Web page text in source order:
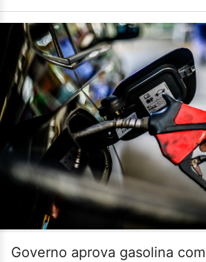
Governo aprova gasolina